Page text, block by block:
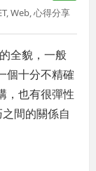
,Web,心得分享
全貌，一般
個十分不精確
，也有很彈性
間的關係自